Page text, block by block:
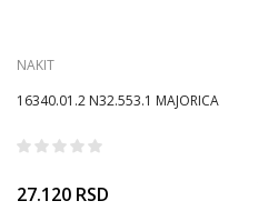
NAKIT
16340.01.2 N32.553.1 MAJORICA
27.120 RSD